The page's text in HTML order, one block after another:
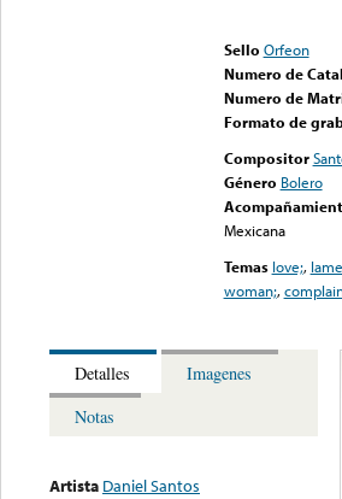
Sello Orfeon
Numero de
Numero de
Formato de
Compositor
Género Bolero
Mexicana
Temas love;,
woman;,
Detalles
Imagenes
Notas
Artista Daniel Santos